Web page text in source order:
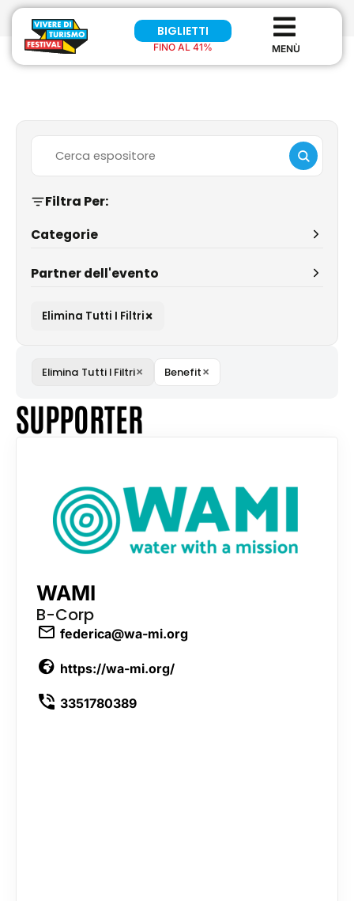
BIGLIETTI
FINO AL 41%
Filtra Per:
Categorie
Partner dell'evento
Elimina Tutti I Filtri×
Elimina Tutti I Filtri× Benefit×
SUPPORTER
WAMI
B-Corp
federica@wa-mi.org
https://wa-mi.org/
3351780389